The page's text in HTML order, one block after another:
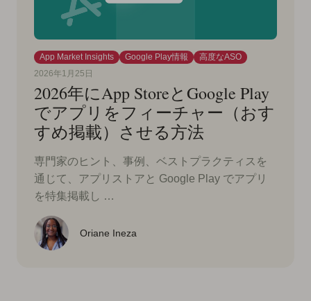
App Market Insights Google Play情報
高度なASO
2026年1月25日
2026年にApp StoreとGoogle Play
でアプリをフィーチャー（おす
すめ掲載）させる方法
専門家のヒント、事例、ベストプラクティスを
通じて、アプリストアと Google Play でアプリ
を特集掲載し …
Oriane Ineza